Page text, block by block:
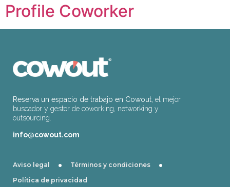
Profile Coworker
Reserva un espacio de trabajo en Cowout, el mejor
buscador y gestor de coworking, networking y
outsourcing.
info@cowout.com
Aviso legal · Términos y condiciones ·
Política de privacidad